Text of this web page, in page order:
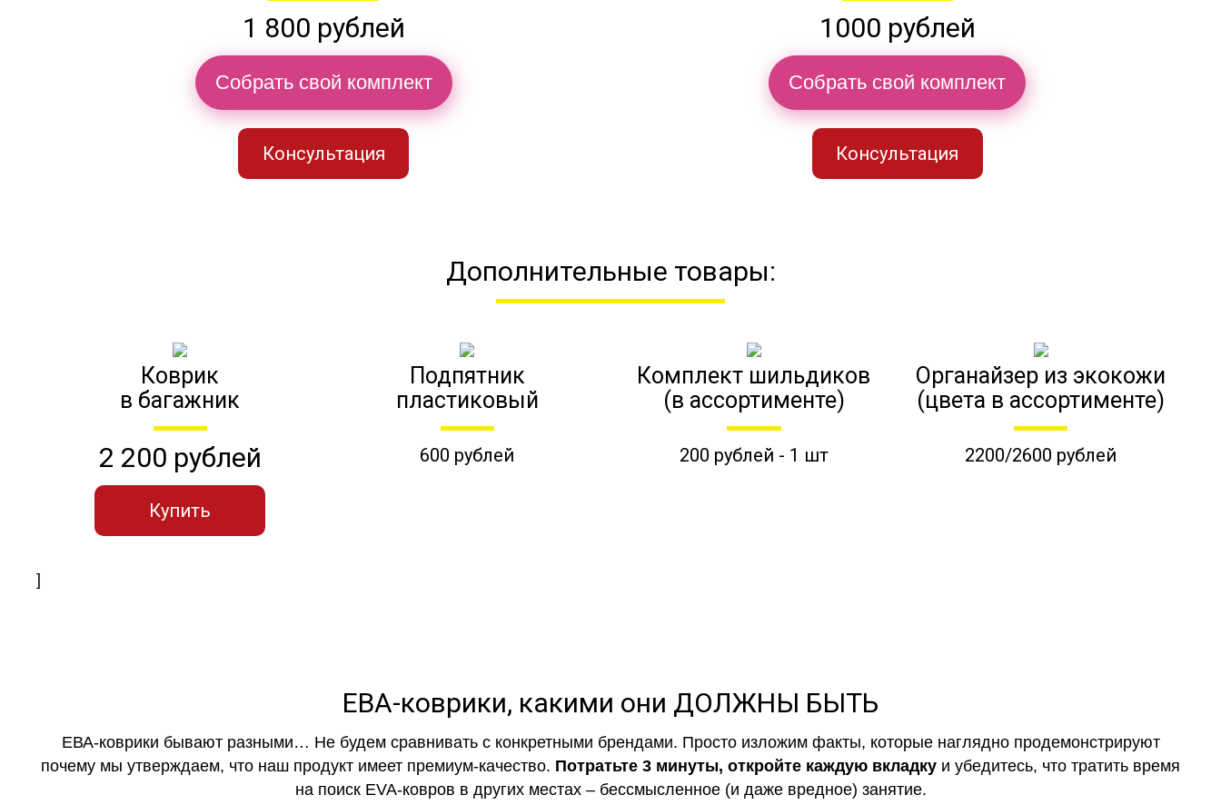
1 800 рублей
Собрать свой комплект
Консультация
1000 рублей
Собрать свой комплект
Консультация
Дополнительные товары:
Коврик
в багажник
2 200 рублей
Купить
Подпятник
пластиковый
600 рублей
Комплект шильдиков
(в ассортименте)
200 рублей - 1 шт
Органайзер из экокожи
(цвета в ассортименте)
2200/2600 рублей
]
ЕВА-коврики, какими они ДОЛЖНЫ БЫТЬ
ЕВА-коврики бывают разными… Не будем сравнивать с конкретными брендами. Просто изложим факты, которые наглядно продемонстрируют
почему мы утверждаем, что наш продукт имеет премиум-качество. Потратьте 3 минуты, откройте каждую вкладку и убедитесь, что тратить время
на поиск EVA-ковров в других местах – бессмысленное (и даже вредное) занятие.